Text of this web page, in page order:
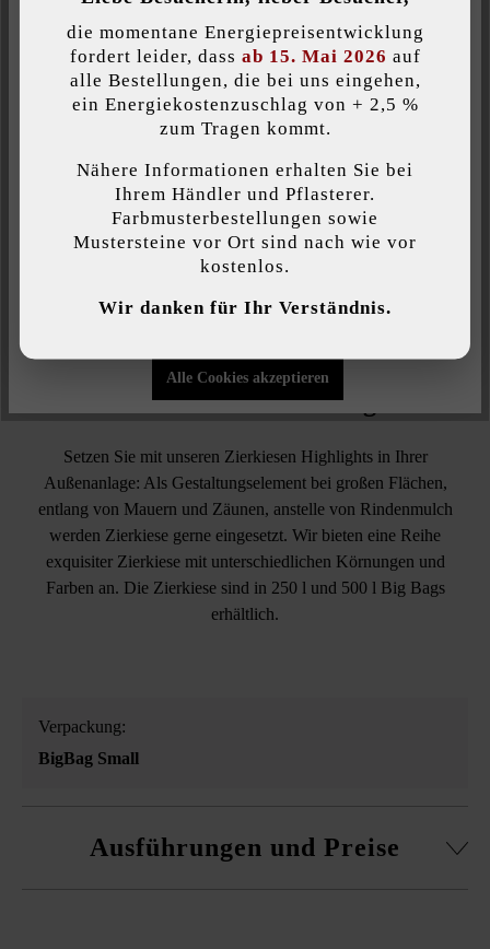
= 1 für 203,88 €*
Händler in der Nähe suchen
Zur Wunschliste hinzufügen
Seite ausdrucken
Produktbeschreibung
Setzen Sie mit unseren Zierkiesen Highlights in Ihrer
Außenanlage: Als Gestaltungselement bei großen Flächen,
entlang von Mauern und Zäunen, anstelle von Rindenmulch
werden Zierkiese gerne eingesetzt. Wir bieten eine Reihe
exquisiter Zierkiese mit unterschiedlichen Körnungen und
Farben an. Die Zierkiese sind in 250 l und 500 l Big Bags
erhältlich.
Verpackung:
BigBag Small
Ausführungen und Preise
Inaktiv
Individuelle Cookies akzeptieren
Funktionalität bieten zu können...Mehr Informationen
Individuelle Einstellungen
Alle Cookies akzeptieren
die momentane Energiepreisentwicklung
fordert leider, dass ab 15. Mai 2026 auf
alle Bestellungen, die bei uns eingehen,
ein Energiekostenzuschlag von + 2,5 %
zum Tragen kommt.
Nähere Informationen erhalten Sie bei
Ihrem Händler und Pflasterer.
Farbmusterbestellungen sowie
Mustersteine vor Ort sind nach wie vor
kostenlos.
Wir danken für Ihr Verständnis.